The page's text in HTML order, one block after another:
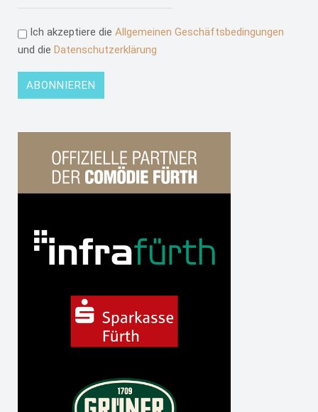
Ich akzeptiere die Allgemeinen Geschäftsbedingungen
und die Datenschutzerklärung
ABONNIEREN